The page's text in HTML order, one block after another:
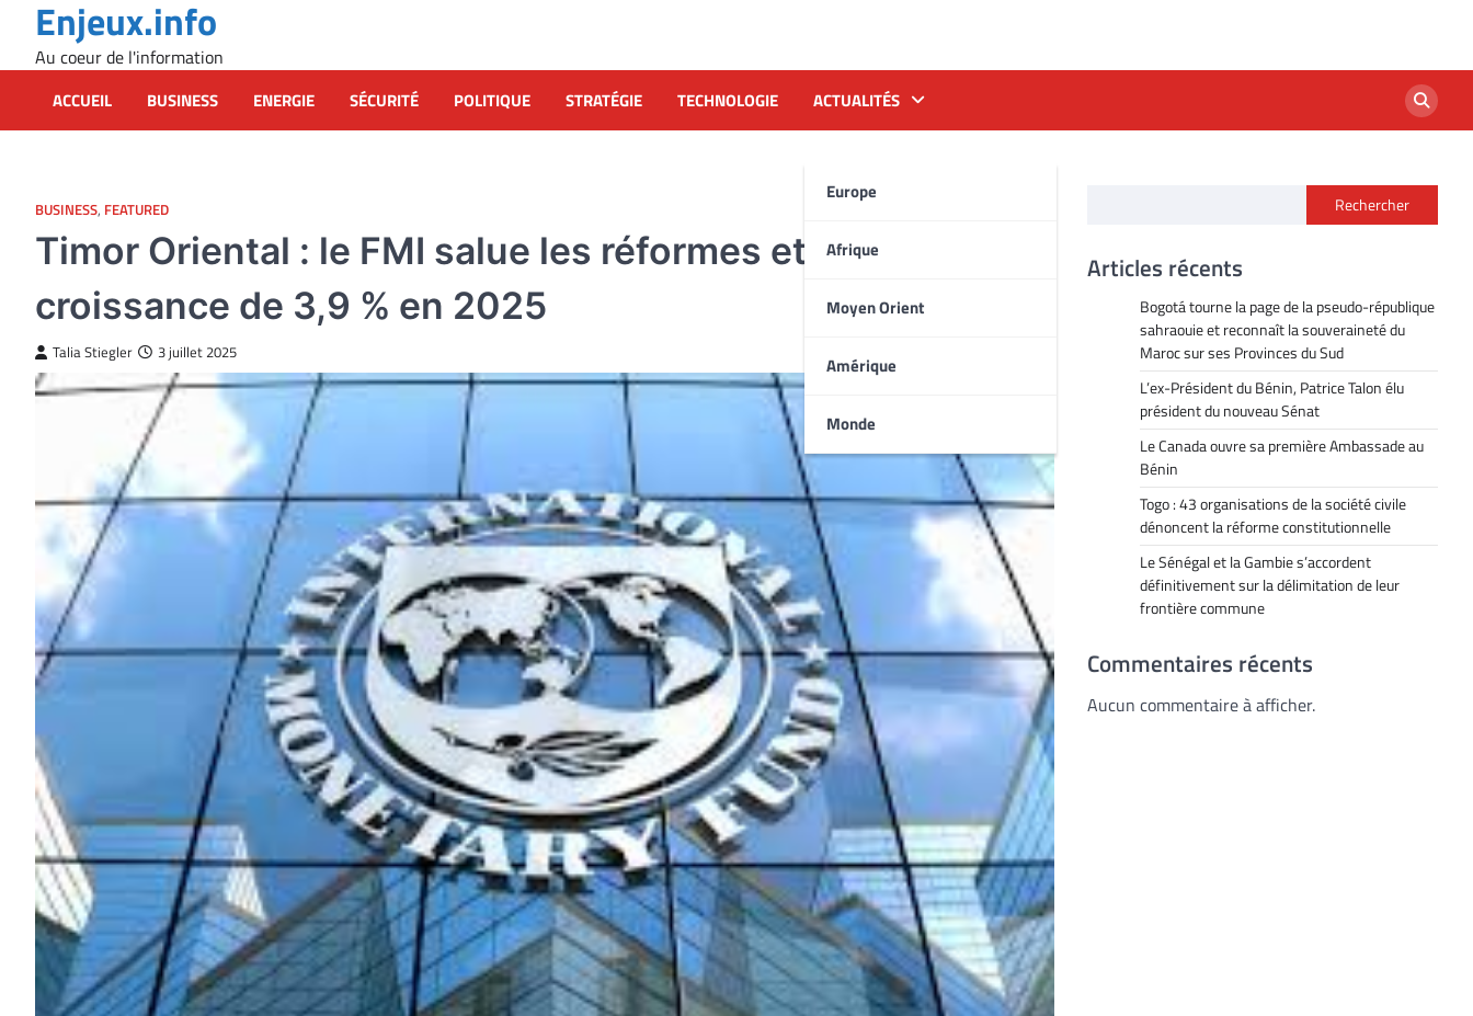
content
Enjeux.info
Au coeur de l'information
ACCUEIL BUSINESS ENERGIE SÉCURITÉ POLITIQUE STRATÉGIE TECHNOLOGIE ACTUALITÉS
Europe
Afrique
Moyen Orient
Amérique
Monde
BUSINESS, FEATURED
Timor Oriental : le FMI salue les réformes et prévoit une
croissance de 3,9 % en 2025
Talia Stiegler 3 juillet 2025
Rechercher
Articles récents
Bogotá tourne la page de la pseudo-république
sahraouie et reconnaît la souveraineté du
Maroc sur ses Provinces du Sud
L’ex-Président du Bénin, Patrice Talon élu
président du nouveau Sénat
Le Canada ouvre sa première Ambassade au
Bénin
Togo : 43 organisations de la société civile
dénoncent la réforme constitutionnelle
Le Sénégal et la Gambie s’accordent
définitivement sur la délimitation de leur
frontière commune
Commentaires récents
Aucun commentaire à afficher.